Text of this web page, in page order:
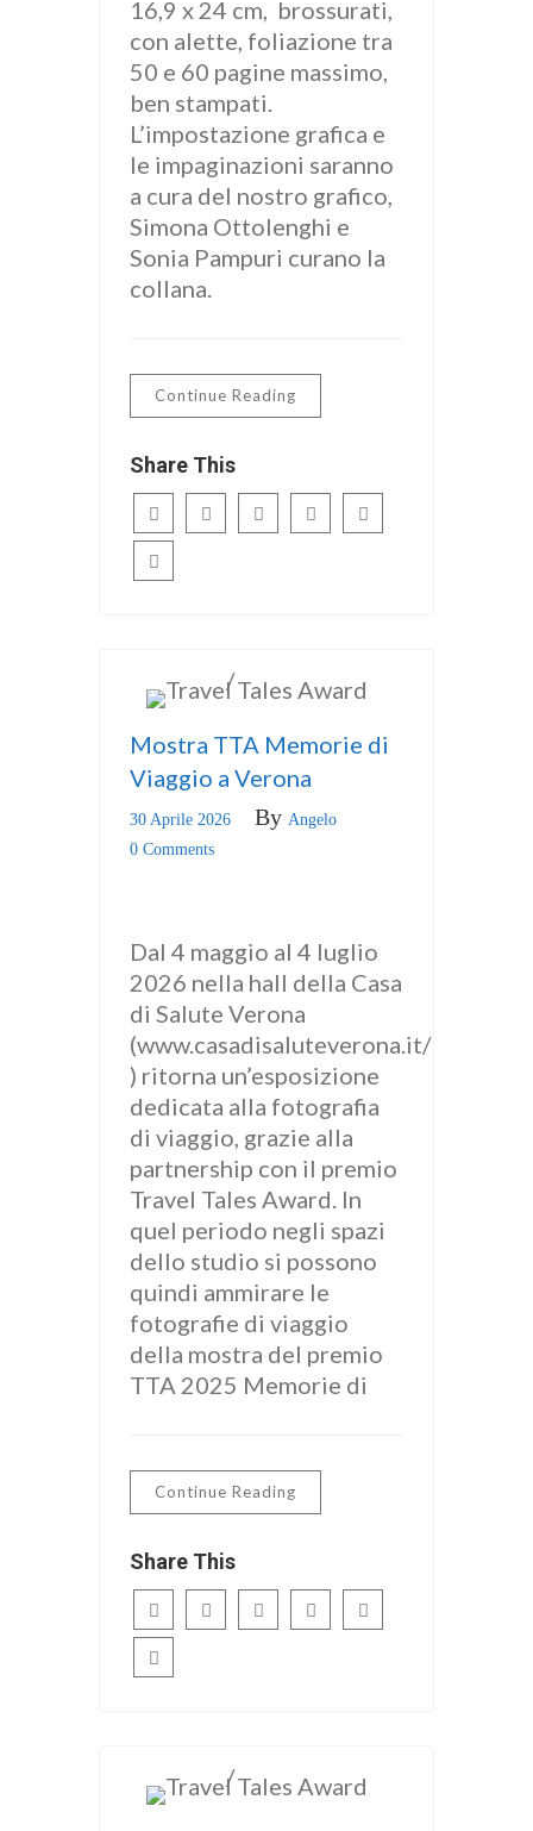
16,9 x 24 cm, brossurati,
con alette, foliazione tra
50 e 60 pagine massimo,
ben stampati.
L’impostazione grafica e
le impaginazioni saranno
a cura del nostro grafico,
Simona Ottolenghi e
Sonia Pampuri curano la
collana.
Continue Reading
Share This
ITALIANO/news
Mostra TTA Memorie di
Viaggio a Verona
30 Aprile 2026 By Angelo
0 Comments
Dal 4 maggio al 4 luglio
2026 nella hall della Casa
di Salute Verona
(www.casadisaluteverona.it/
) ritorna un’esposizione
dedicata alla fotografia
di viaggio, grazie alla
partnership con il premio
Travel Tales Award. In
quel periodo negli spazi
dello studio si possono
quindi ammirare le
fotografie di viaggio
della mostra del premio
TTA 2025 Memorie di
Continue Reading
Share This
ITALIANO/news